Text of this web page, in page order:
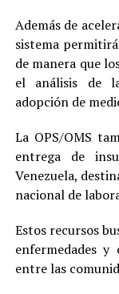
Además de
sistema
de manera que
el análisis de
adopción de
La OPS/OMS
entrega de
Venezuela,
nacional de
Estos recursos
enfermedades
entre las